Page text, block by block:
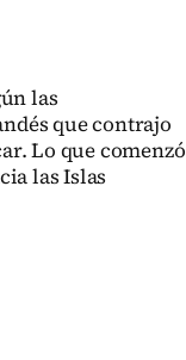
las
que contrajo
Lo que comenzó
las Islas